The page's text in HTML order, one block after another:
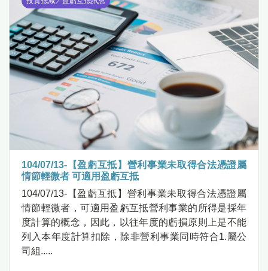
104/07/13-【盈虧互抵】營利事業未取得合法憑證屬
情節輕微者 可適用盈虧互抵
104/07/13-【盈虧互抵】營利事業未取得合法憑證屬
情節輕微者，可適用盈虧互抵營利事業的所得是採年
度計算的概念，因此，以往年度的虧損原則上是不能
列入本年度計算扣除，除非營利事業同時符合1.屬公
司組.....